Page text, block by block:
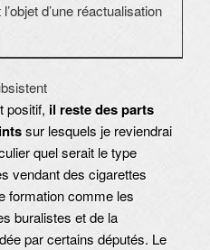
d’une réactualisation
positif, il reste des parts
sur lesquels je reviendrai
quel serait le type
vendant des cigarettes
formation comme les
buralistes et de la
par certains députés. Le